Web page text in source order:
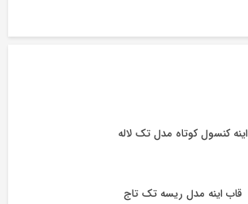
اینه کنسول کوتاه مدل تک لاله
قاب اینه مدل ریسه تک تاج